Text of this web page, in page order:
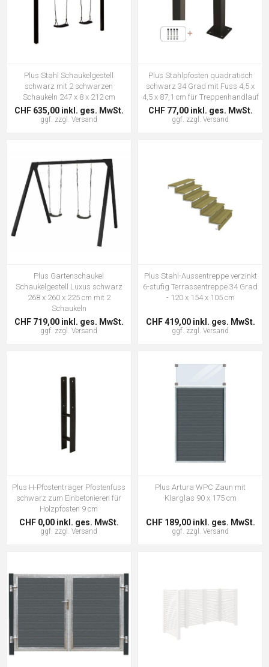
Plus Stahl Schaukelgestell
schwarz mit 2 schwarzen
Schaukeln 247 x 8 x 212 cm
CHF 635,00 inkl. ges. MwSt.
ggf. zzgl. Versand
Plus Stahlpfosten quadratisch
schwarz 34 Grad mit Fuss 4,5 x
4,5 x 87,1 cm für Treppenhandlauf
CHF 77,00 inkl. ges. MwSt.
ggf. zzgl. Versand
Plus Gartenschaukel
Schaukelgestell Luxus schwarz
268 x 260 x 225 cm mit 2
Schaukeln
CHF 719,00 inkl. ges. MwSt.
ggf. zzgl. Versand
Plus Stahl-Aussentreppe verzinkt
6-stufig Terrassentreppe 34 Grad
- 120 x 154 x 105 cm
CHF 419,00 inkl. ges. MwSt.
ggf. zzgl. Versand
Plus H-Pfostenträger Pfostenfuss
schwarz zum Einbetonieren für
Holzpfosten 9 cm
CHF 0,00 inkl. ges. MwSt.
ggf. zzgl. Versand
Plus Artura WPC Zaun mit
Klarglas 90 x 175 cm
CHF 189,00 inkl. ges. MwSt.
ggf. zzgl. Versand